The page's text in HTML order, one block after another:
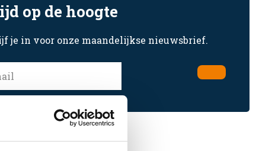
op de hoogte
je in voor onze maandelijkse nieuwsbrief.